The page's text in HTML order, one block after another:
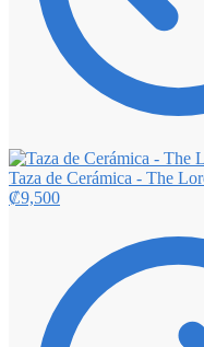
Taza de Cerámica - The
₡9,500